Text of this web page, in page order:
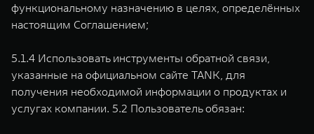
функциональному назначению в целях, определённых
настоящим Соглашением;
5.1.4 Использовать инструменты обратной связи,
указанные на официальном сайте TANK, для
получения необходимой информации о продуктах и
услугах компании. 5.2 Пользователь обязан: